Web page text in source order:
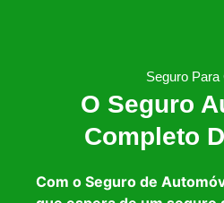
Seguro Para
O Seguro
Completo
Com o Seguro de